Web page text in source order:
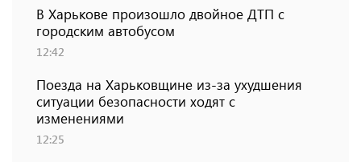
В Харькове произошло двойное ДТП с
городским автобусом
12:42
Поезда на Харьковщине из-за ухудшения
ситуации безопасности ходят с
изменениями
12:25